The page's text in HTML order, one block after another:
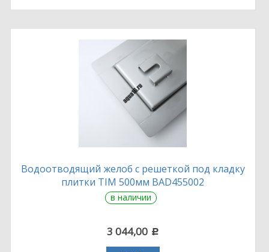
Водоотводящий желоб с решеткой под кладку
плитки TIM 500мм BAD455002
в наличии
3 044,00 c